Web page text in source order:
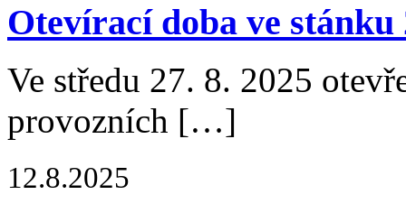
Otevírací doba ve stánku
Ve středu 27. 8. 2025
provozních […]
12.8.2025